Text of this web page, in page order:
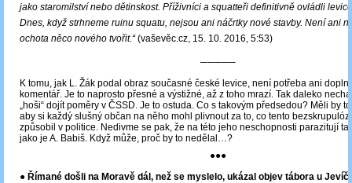
jako staromilství nebo dětinskost. Příživníci a squatteři definitivně ovládli
Dnes, když strhneme ruinu squatu, nejsou ani náčrtky nové stavby. Není ani
ochota něco nového tvořit.“(vaševěc.cz, 15. 10. 2016, 5:53)
─────
K tomu, jak L. Žák podal obraz současné české levice, není potřeba ani
komentář. Je to naprosto přesné a výstižné, až z toho mrazí. Tak daleko
„hoši“ dojít poměry v ČSSD. Je to ostuda. Co s takovým předsedou? Měli by
aby si každý slušný občan na něho mohl plivnout za to, co tento
způsobil v politice. Nedivme se pak, že na této jeho neschopnosti parazitují
jako je A. Babiš. Když může, proč by to nedělal…?
●●●
● Římané došli na Moravě dál, než se myslelo, ukázal objev tábora u